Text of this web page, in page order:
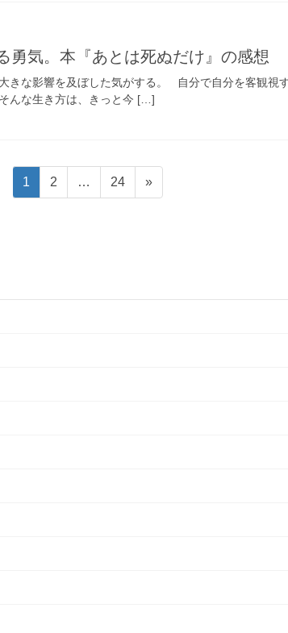
勇気。本『あとは死ぬだけ』の感想
きな影響を及ぼした気がする。 自分で自分を客観視
んな生き方は、きっと今 […]
固
定
1
固
定
2 …
固
定
24 »